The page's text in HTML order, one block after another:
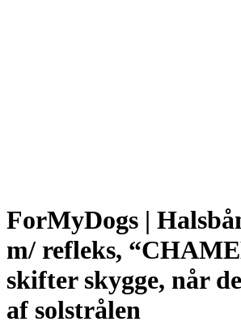
ForMyDogs |
m/ refleks,
skifter skygge, når
af solstrålen